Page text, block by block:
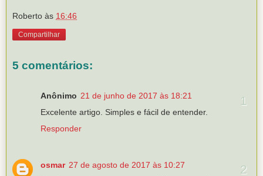
Roberto às 16:46
Compartilhar
5 comentários:
Anônimo 21 de junho de 2017 às 18:21
Excelente artigo. Simples e fácil de entender.
Responder
osmar 27 de agosto de 2017 às 10:27